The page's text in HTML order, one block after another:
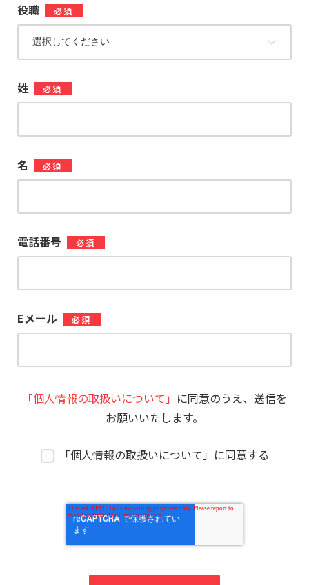
役職 *
姓 *
名 *
電話番号 *
Eメール
「個人情報の取扱いについて」 に同意のうえ、送信を
お願いいたします。
「個人情報の取扱いについて」に同意する